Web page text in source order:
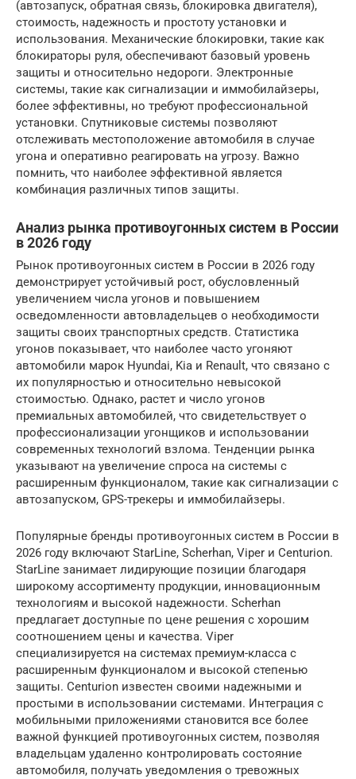
(автозапуск, обратная связь, блокировка двигателя),
стоимость, надежность и простоту установки и
использования. Механические блокировки, такие как
блокираторы руля, обеспечивают базовый уровень
защиты и относительно недороги. Электронные
системы, такие как сигнализации и иммобилайзеры,
более эффективны, но требуют профессиональной
установки. Спутниковые системы позволяют
отслеживать местоположение автомобиля в случае
угона и оперативно реагировать на угрозу. Важно
помнить, что наиболее эффективной является
комбинация различных типов защиты.
Анализ рынка противоугонных систем в России
в 2026 году
Рынок противоугонных систем в России в 2026 году
демонстрирует устойчивый рост, обусловленный
увеличением числа угонов и повышением
осведомленности автовладельцев о необходимости
защиты своих транспортных средств. Статистика
угонов показывает, что наиболее часто угоняют
автомобили марок Hyundai, Kia и Renault, что связано с
их популярностью и относительно невысокой
стоимостью. Однако, растет и число угонов
премиальных автомобилей, что свидетельствует о
профессионализации угонщиков и использовании
современных технологий взлома. Тенденции рынка
указывают на увеличение спроса на системы с
расширенным функционалом, такие как сигнализации с
автозапуском, GPS-трекеры и иммобилайзеры.
Популярные бренды противоугонных систем в России в
2026 году включают StarLine, Scherhan, Viper и Centurion.
StarLine занимает лидирующие позиции благодаря
широкому ассортименту продукции, инновационным
технологиям и высокой надежности. Scherhan
предлагает доступные по цене решения с хорошим
соотношением цены и качества. Viper
специализируется на системах премиум-класса с
расширенным функционалом и высокой степенью
защиты. Centurion известен своими надежными и
простыми в использовании системами. Интеграция с
мобильными приложениями становится все более
важной функцией противоугонных систем, позволяя
владельцам удаленно контролировать состояние
автомобиля, получать уведомления о тревожных